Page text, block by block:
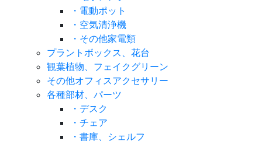
・電動ポット
・空気清浄機
・その他家電類
プラントボックス、花台
観葉植物、フェイクグリーン
その他オフィスアクセサリー
各種部材、パーツ
・デスク
・チェア
・書庫、シェルフ